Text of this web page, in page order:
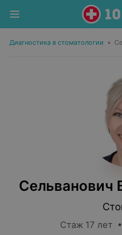
Диагностика в стоматологии •
Сельванович
Стаж 17 лет